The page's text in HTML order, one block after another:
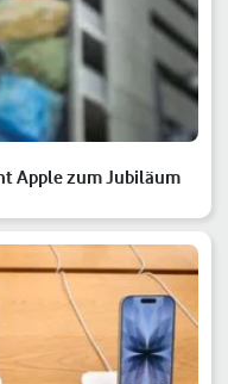
Apple zum Jubiläum